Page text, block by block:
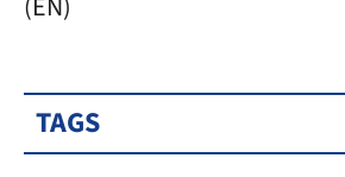
TAGS